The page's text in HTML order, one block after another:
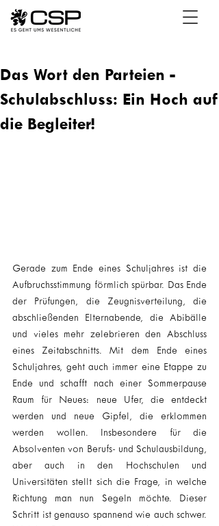
Das Wort den Parteien -
Schulabschluss: Ein Hoch auf
die Begleiter!
Gerade zum Ende eines Schuljahres ist die
Aufbruchsstimmung förmlich spürbar. Das Ende
der Prüfungen, die Zeugnisverteilung, die
abschließenden Elternabende, die Abibälle
und vieles mehr zelebrieren den Abschluss
eines Zeitabschnitts. Mit dem Ende eines
Schuljahres, geht auch immer eine Etappe zu
Ende und schafft nach einer Sommerpause
Raum für Neues: neue Ufer, die entdeckt
werden und neue Gipfel, die erklommen
werden wollen. Insbesondere für die
Absolventen von Berufs- und Schulausbildung,
aber auch in den Hochschulen und
Universitäten stellt sich die Frage, in welche
Richtung man nun Segeln möchte. Dieser
Schritt ist genauso spannend wie auch schwer.